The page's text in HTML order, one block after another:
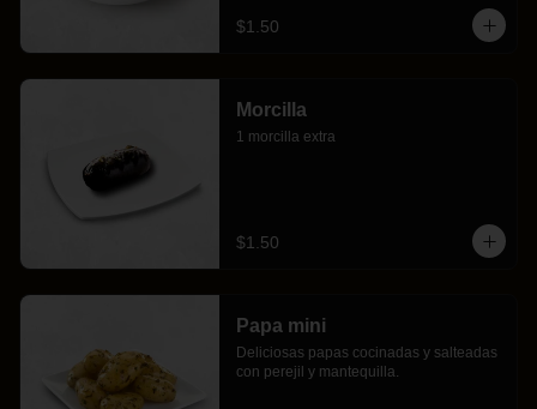
$1.50
Morcilla
1 morcilla extra
$1.50
Papa mini
Deliciosas papas cocinadas y salteadas
con perejil y mantequilla.